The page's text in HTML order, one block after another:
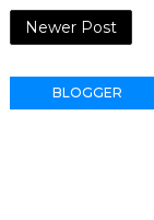
Newer Post
BLOGGER